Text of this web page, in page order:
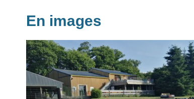
En images